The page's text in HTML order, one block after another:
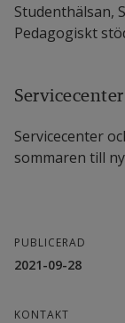
Studenthälsan,
Pedagogiskt
Servicecenter
sommaren till
PUBLICERAD
2021-09-28
KONTAKT